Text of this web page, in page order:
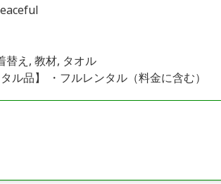
替え, 教材, タオル
ル品】 ・フルレンタル（料金に含む）